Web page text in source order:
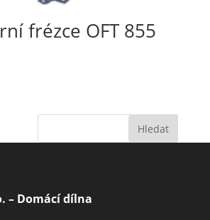
frézce OFT 855
– Domácí dílna